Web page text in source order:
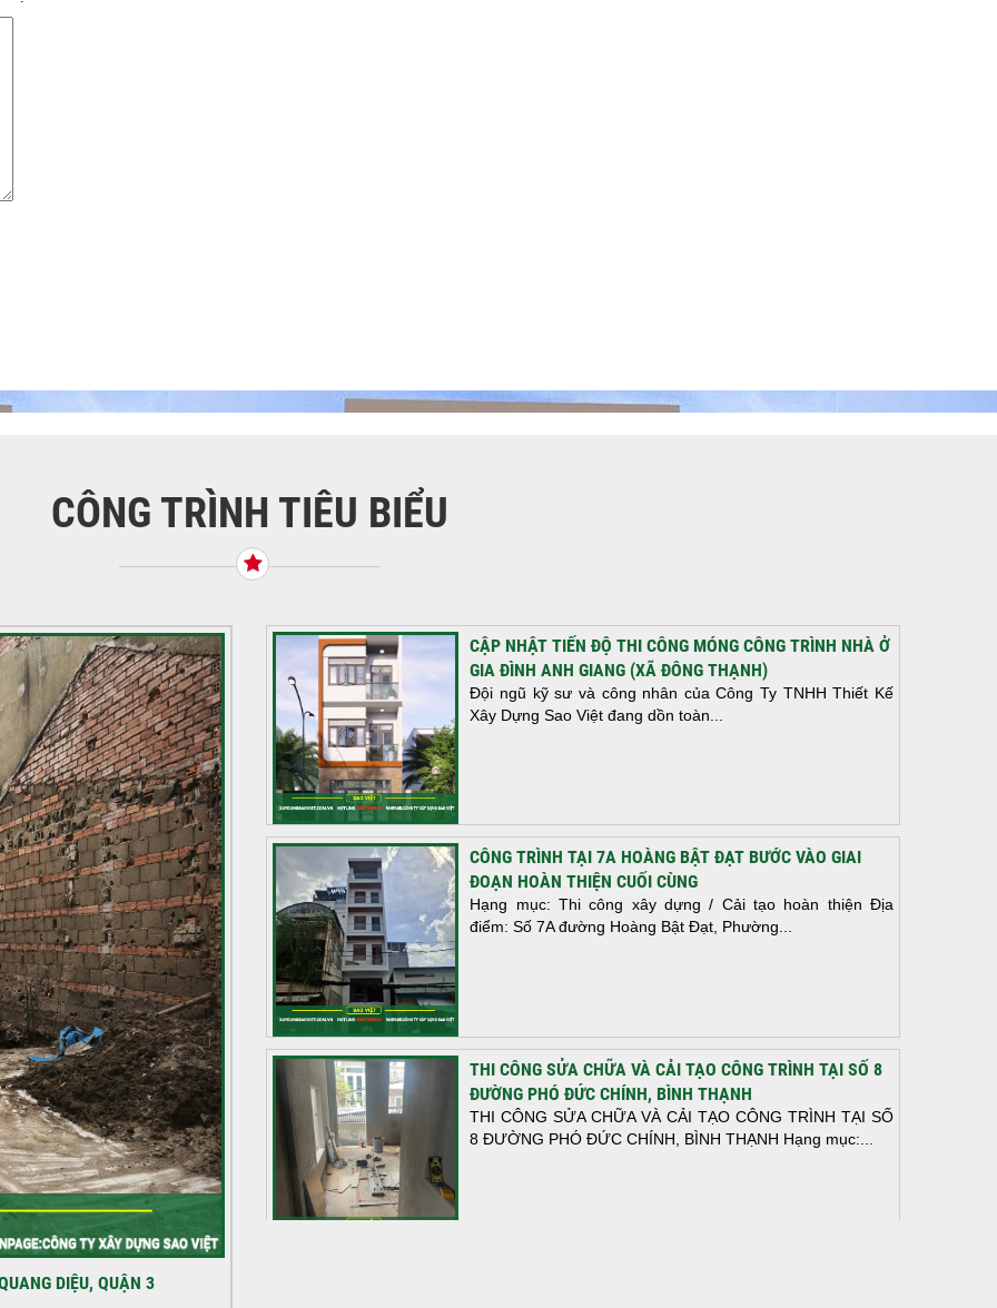
CÔNG TRÌNH TIÊU BIỂU
DIỆU, QUẬN 3
CẬP NHẬT TIẾN ĐỘ THI CÔNG MÓNG CÔNG TRÌNH NHÀ Ở
GIA ĐÌNH ANH GIANG (XÃ ĐÔNG THẠNH)
Đội ngũ kỹ sư và công nhân của Công Ty TNHH Thiết Kế
Xây Dựng Sao Việt đang dồn toàn...
CÔNG TRÌNH TẠI 7A HOÀNG BẬT ĐẠT BƯỚC VÀO GIAI
ĐOẠN HOÀN THIỆN CUỐI CÙNG
Hạng mục: Thi công xây dựng / Cải tạo hoàn thiện Địa
điểm: Số 7A đường Hoàng Bật Đạt, Phường...
THI CÔNG SỬA CHỮA VÀ CẢI TẠO CÔNG TRÌNH TẠI SỐ 8
ĐƯỜNG PHÓ ĐỨC CHÍNH, BÌNH THẠNH
THI CÔNG SỬA CHỮA VÀ CẢI TẠO CÔNG TRÌNH TẠI SỐ
8 ĐƯỜNG PHÓ ĐỨC CHÍNH, BÌNH THẠNH Hạng mục:...